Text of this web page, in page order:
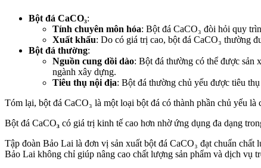
Bột đá CaCO₃:
Tính chuyên môn hóa: Bột đá CaCO₃ đòi hỏi quy
Xuất khẩu: Do có giá trị cao, bột đá CaCO₃ thường
Bột đá thường:
Nguồn cung dồi dào: Bột đá thường có thể được sản
ngành xây dựng.
Tiêu thụ nội địa: Bột đá thường chủ yếu được tiêu
Tóm lại, bột đá CaCO₃ là một loại bột đá có thành phần chủ yếu
Bột đá CaCO₃ có giá trị kinh tế cao hơn nhờ ứng dụng đa dạng
Tập đoàn Bảo Lai là đơn vị sản xuất bột đá CaCO₃ đạt chuẩn
Bảo Lai không chỉ giúp nâng cao chất lượng sản phẩm và dịch vụ